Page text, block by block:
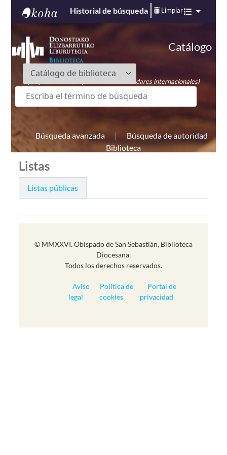
Biblioteca Diocesana de San Sebastián
(En proceso de adaptación a los estándares internacionales)
Historial de búsqueda Limpiar
Búsqueda avanzada
Búsqueda de autoridad
Biblioteca
Listas
Listas públicas
© MMXXVI. Obispado de San Sebastián, Biblioteca
Diocesana.
Todos los derechos reservados.
Aviso
legal
Política de
cookies
Portal de
privacidad